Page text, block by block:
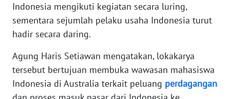
Indonesia mengikuti kegiatan secara luring,
sementara sejumlah pelaku usaha Indonesia turut
hadir secara daring.
Agung Haris Setiawan mengatakan, lokakarya
tersebut bertujuan membuka wawasan mahasiswa
Indonesia di Australia terkait peluang perdagangan
DISCLAIMER
Wahana
Regional